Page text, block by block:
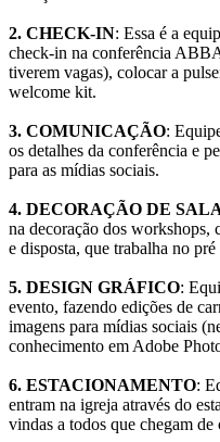
2. CHECK-IN: Essa é a
check-in na conferência
tiverem vagas), colocar a
welcome kit.
3. COMUNICAÇÃO:
os detalhes da conferência e
para as mídias sociais.
4. DECORAÇÃO DE
na decoração dos workshops,
e disposta, que trabalha no
5. DESIGN GRÁFICO:
evento, fazendo edições de
imagens para mídias sociais
conhecimento em Adobe
6. ESTACIONAMENTO:
entram na igreja através do
vindas a todos que chegam de